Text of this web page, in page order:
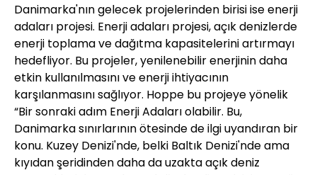
Danimarka'nın gelecek projelerinden birisi ise enerji
adaları projesi. Enerji adaları projesi, açık denizlerde
enerji toplama ve dağıtma kapasitelerini artırmayı
hedefliyor. Bu projeler, yenilenebilir enerjinin daha
etkin kullanılmasını ve enerji ihtiyacının
karşılanmasını sağlıyor. Hoppe bu projeye yönelik
“Bir sonraki adım Enerji Adaları olabilir. Bu,
Danimarka sınırlarının ötesinde de ilgi uyandıran bir
konu. Kuzey Denizi'nde, belki Baltık Denizi'nde ama
kıyıdan şeridinden daha da uzakta açık deniz